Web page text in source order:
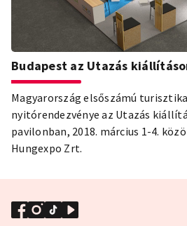
közelíthet egyetlen hónap alatt.
Budapest az Utazás
Magyarország elsőszámú
nyitórendezvénye az Utazás
pavilonban, 2018. március 1-4.
Hungexpo Zrt.